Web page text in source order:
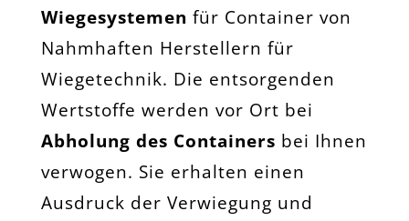
Wiegesystemen für Container von
Nahmhaften Herstellern für
Wiegetechnik. Die entsorgenden
Wertstoffe werden vor Ort bei
Abholung des Containers bei Ihnen
verwogen. Sie erhalten einen
Ausdruck der Verwiegung und